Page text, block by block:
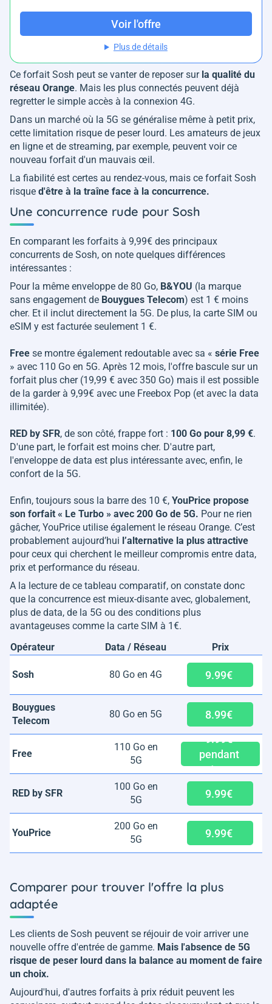
Voir l'offre
Plus de détails
Ce forfait Sosh peut se vanter de reposer sur la qualité du
réseau Orange. Mais les plus connectés peuvent déjà
regretter le simple accès à la connexion 4G.
Dans un marché où la 5G se généralise même à petit prix,
cette limitation risque de peser lourd. Les amateurs de jeux
en ligne et de streaming, par exemple, peuvent voir ce
nouveau forfait d'un mauvais œil.
La fiabilité est certes au rendez-vous, mais ce forfait Sosh
risque d'être à la traîne face à la concurrence.
Une concurrence rude pour Sosh
En comparant les forfaits à 9,99€ des principaux
concurrents de Sosh, on note quelques différences
intéressantes :
Pour la même enveloppe de 80 Go, B&YOU (la marque
sans engagement de Bouygues Telecom) est 1 € moins
cher. Et il inclut directement la 5G. De plus, la carte SIM ou
eSIM y est facturée seulement 1 €.
Free se montre également redoutable avec sa « série Free
» avec 110 Go en 5G. Après 12 mois, l'offre bascule sur un
forfait plus cher (19,99 € avec 350 Go) mais il est possible
de la garder à 9,99€ avec une Freebox Pop (et avec la data
illimitée).
RED by SFR, de son côté, frappe fort : 100 Go pour 8,99 €.
D'une part, le forfait est moins cher. D'autre part,
l'enveloppe de data est plus intéressante avec, enfin, le
confort de la 5G.
Enfin, toujours sous la barre des 10 €, YouPrice propose
son forfait « Le Turbo » avec 200 Go de 5G. Pour ne rien
gâcher, YouPrice utilise également le réseau Orange. C’est
probablement aujourd’hui l’alternative la plus attractive
pour ceux qui cherchent le meilleur compromis entre data,
prix et performance du réseau.
A la lecture de ce tableau comparatif, on constate donc
que la concurrence est mieux-disante avec, globalement,
plus de data, de la 5G ou des conditions plus
avantageuses comme la carte SIM à 1€.
Opérateur
Data / Réseau Prix
Sosh 80 Go en 4G 9.99€
Bouygues
Telecom
80 Go en 5G 8.99€
Free
110 Go en
5G
9.99€
pendant
1 an
RED by SFR
100 Go en
5G
9.99€
YouPrice
200 Go en
5G
9.99€
Comparer pour trouver l'offre la plus
adaptée
Les clients de Sosh peuvent se réjouir de voir arriver une
nouvelle offre d'entrée de gamme. Mais l'absence de 5G
risque de peser lourd dans la balance au moment de faire
un choix.
Aujourd'hui, d'autres forfaits à prix réduit peuvent les